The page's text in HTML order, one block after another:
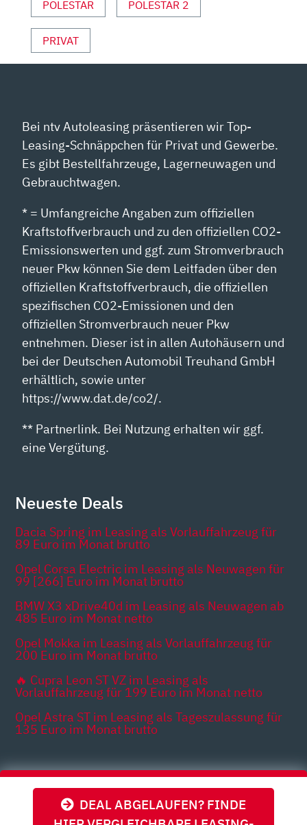
DEAL ABGELAUFEN? FINDE
POLESTAR POLESTAR 2
PRIVAT
Bei ntv Autoleasing präsentieren wir Top-
Leasing-Schnäppchen für Privat und Gewerbe.
Es gibt Bestellfahrzeuge, Lagerneuwagen und
Gebrauchtwagen.
* = Umfangreiche Angaben zum offiziellen
Kraftstoffverbrauch und zu den offiziellen CO2-
Emissionswerten und ggf. zum Stromverbrauch
neuer Pkw können Sie dem Leitfaden über den
offiziellen Kraftstoffverbrauch, die offiziellen
spezifischen CO2-Emissionen und den
offiziellen Stromverbrauch neuer Pkw
entnehmen. Dieser ist in allen Autohäusern und
bei der Deutschen Automobil Treuhand GmbH
erhältlich, sowie unter
https://www.dat.de/co2/.
** Partnerlink. Bei Nutzung erhalten wir ggf.
eine Vergütung.
Neueste Deals
Dacia Spring im Leasing als Vorlauffahrzeug für
89 Euro im Monat brutto
Opel Corsa Electric im Leasing als Neuwagen für
99 [266] Euro im Monat brutto
BMW X3 xDrive40d im Leasing als Neuwagen ab
485 Euro im Monat netto
Opel Mokka im Leasing als Vorlauffahrzeug für
200 Euro im Monat brutto
🔥 Cupra Leon ST VZ im Leasing als
Vorlauffahrzeug für 199 Euro im Monat netto
Opel Astra ST im Leasing als Tageszulassung für
135 Euro im Monat brutto